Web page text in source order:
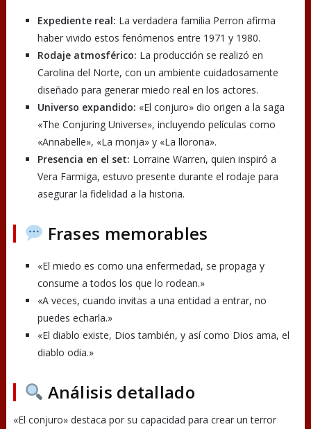
Expediente real: La verdadera familia Perron afirma
haber vivido estos fenómenos entre 1971 y 1980.
Rodaje atmosférico: La producción se realizó en
Carolina del Norte, con un ambiente cuidadosamente
diseñado para generar miedo real en los actores.
Universo expandido: «El conjuro» dio origen a la saga
«The Conjuring Universe», incluyendo películas como
«Annabelle», «La monja» y «La llorona».
Presencia en el set: Lorraine Warren, quien inspiró a
Vera Farmiga, estuvo presente durante el rodaje para
asegurar la fidelidad a la historia.
Frases memorables
«El miedo es como una enfermedad, se propaga y
consume a todos los que lo rodean.»
«A veces, cuando invitas a una entidad a entrar, no
puedes echarla.»
«El diablo existe, Dios también, y así como Dios ama, el
diablo odia.»
Análisis detallado
«El conjuro» destaca por su capacidad para crear un terror